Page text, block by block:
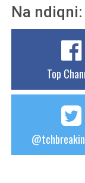
Na ndiqni:
Top